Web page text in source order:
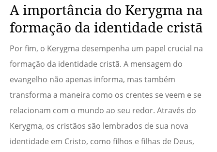
A importância do Kerygma na
formação da identidade cristã
Por fim, o Kerygma desempenha um papel crucial na
formação da identidade cristã. A mensagem do
evangelho não apenas informa, mas também
transforma a maneira como os crentes se veem e se
relacionam com o mundo ao seu redor. Através do
Kerygma, os cristãos são lembrados de sua nova
identidade em Cristo, como filhos e filhas de Deus,